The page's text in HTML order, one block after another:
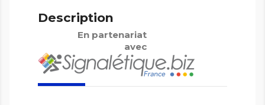
Description
En partenariat
avec